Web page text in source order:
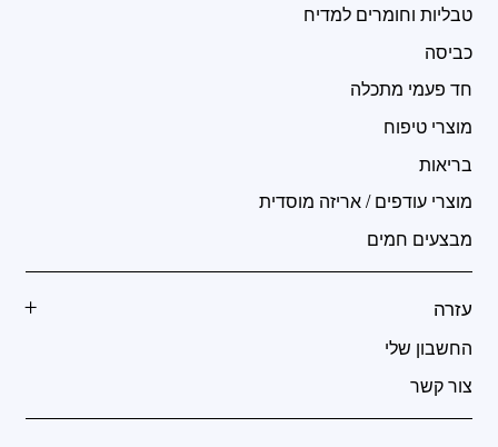
טבליות וחומרים למדיח
כביסה
חד פעמי מתכלה
מוצרי טיפוח
בריאות
מוצרי עודפים / אריזה מוסדית
מבצעים חמים
עזרה
החשבון שלי
צור קשר